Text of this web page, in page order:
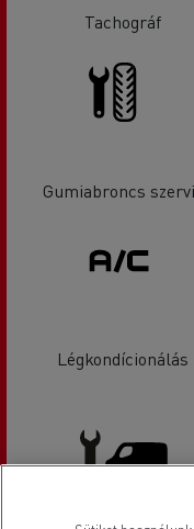
Tachográf
Gumiabroncs
Légkondícionálás